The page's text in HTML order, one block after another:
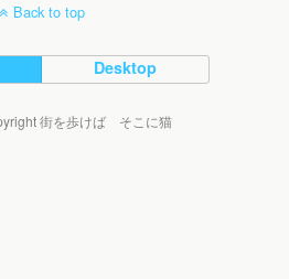
Back to top
Desktop
街を歩けば そこに猫